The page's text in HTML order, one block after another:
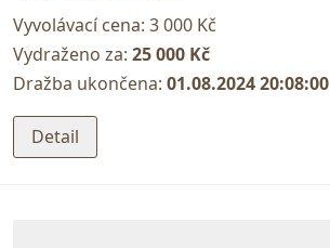
Vyvolávací cena: 3 000 Kč
Vydraženo za: 25 000 Kč
Dražba ukončena: 01.08.2024 20:08:00
Detail